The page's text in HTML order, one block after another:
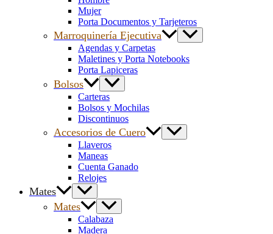
Mujer
Porta Documentos y Tarjeteros
Marroquinería Ejecutiva
Agendas y Carpetas
Maletines y Porta Notebooks
Porta Lapiceras
Bolsos
Carteras
Bolsos y Mochilas
Discontinuos
Accesorios de Cuero
Llaveros
Maneas
Cuenta Ganado
Relojes
Mates
Mates
Calabaza
Madera